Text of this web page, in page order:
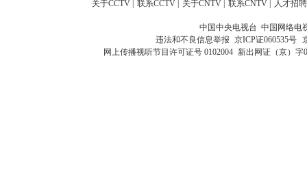
关于CCTV 联系CCTV 关于CNTV 联系CNTV 人才招聘
中国中央电视台 中国网络电
违法和不良信息举报 京ICP证060535号
网上传播视听节目许可证号 0102004 新出网证（京）